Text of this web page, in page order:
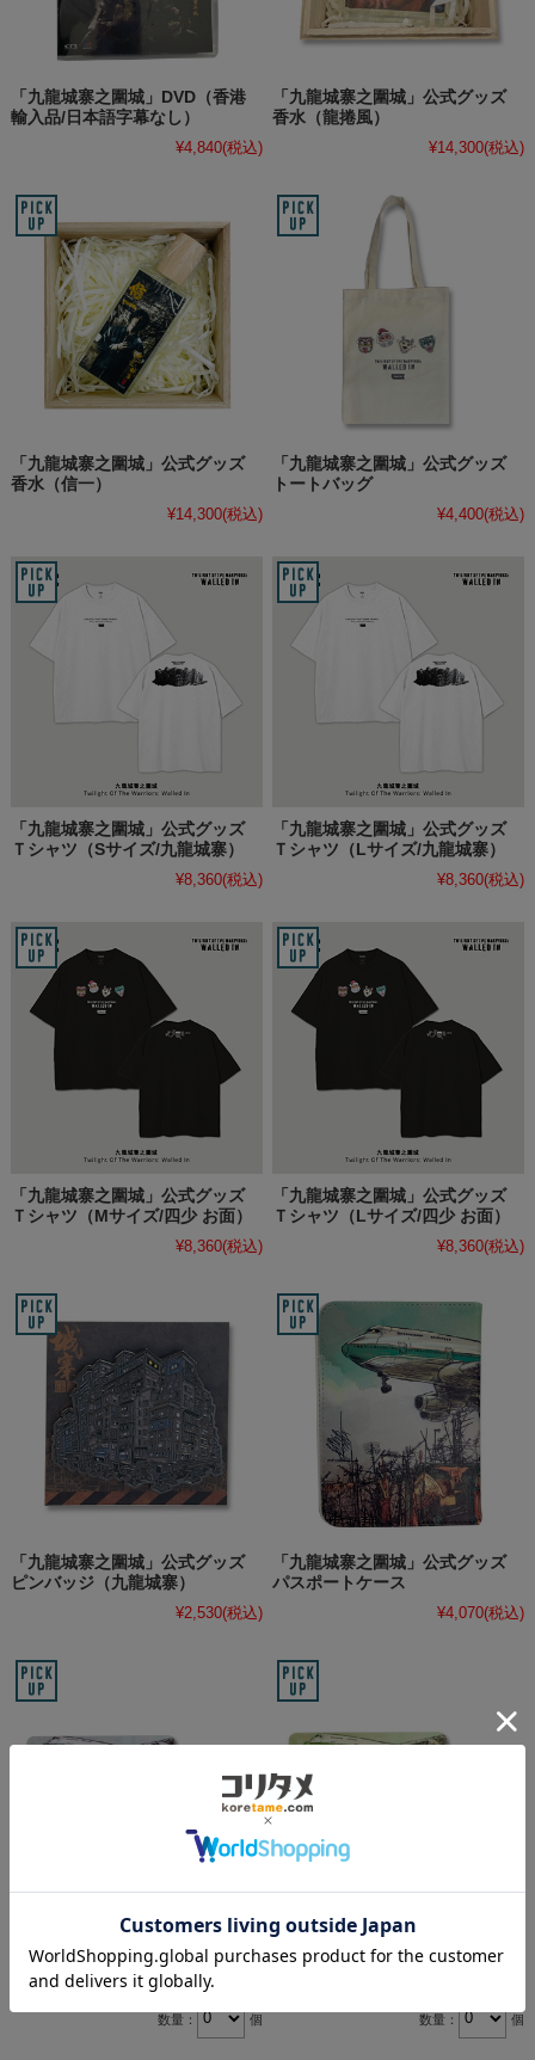
「九龍城寨之圍城」DVD（香港
輸入品/日本語字幕なし）
¥4,840(税込)
「九龍城寨之圍城」公式グッズ
香水（龍捲風）
¥14,300(税込)
「九龍城寨之圍城」公式グッズ
香水（信一）
¥14,300(税込)
「九龍城寨之圍城」公式グッズ
トートバッグ
¥4,400(税込)
「九龍城寨之圍城」公式グッズ
Ｔシャツ（Sサイズ/九龍城寨）
¥8,360(税込)
「九龍城寨之圍城」公式グッズ
Ｔシャツ（Lサイズ/九龍城寨）
¥8,360(税込)
「九龍城寨之圍城」公式グッズ
Ｔシャツ（Mサイズ/四少 お面）
¥8,360(税込)
「九龍城寨之圍城」公式グッズ
Ｔシャツ（Lサイズ/四少 お面）
¥8,360(税込)
「九龍城寨之圍城」公式グッズ
ピンバッジ（九龍城寨）
¥2,530(税込)
「九龍城寨之圍城」公式グッズ
パスポートケース
¥4,070(税込)
「九龍城寨之圍城」公式グッズ
トラベルタグA
¥2,750
数量： 個
「九龍城寨之圍城」公式グッズ
トラベルタグB
数量： 個